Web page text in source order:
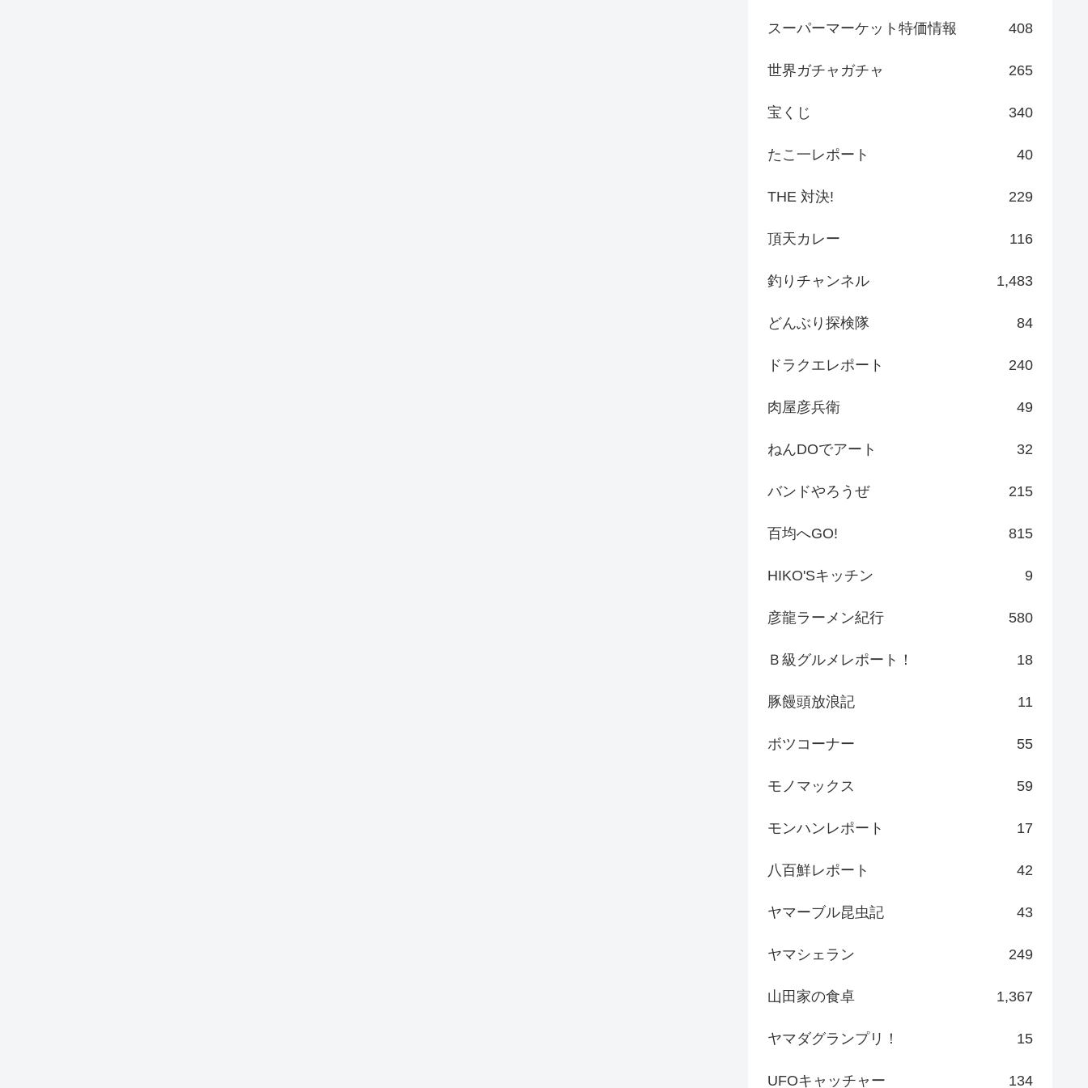
スーパーマーケット特価情報 408
世界ガチャガチャ 265
宝くじ 340
たこ一レポート 40
THE 対決! 229
頂天カレー 116
釣りチャンネル 1,483
どんぶり探検隊 84
ドラクエレポート 240
肉屋彦兵衛 49
ねんDOでアート 32
バンドやろうぜ 215
百均へGO! 815
HIKO'Sキッチン 9
彦龍ラーメン紀行 580
Ｂ級グルメレポート！ 18
豚饅頭放浪記 11
ボツコーナー 55
モノマックス 59
モンハンレポート 17
八百鮮レポート 42
ヤマーブル昆虫記 43
ヤマシェラン 249
山田家の食卓 1,367
ヤマダグランプリ！ 15
UFOキャッチャー 134